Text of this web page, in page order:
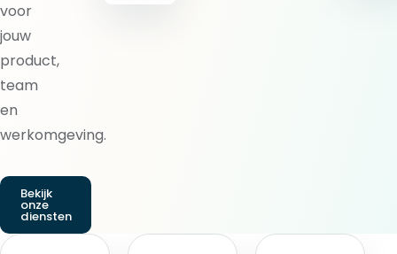
voor
jouw
product,
team
en
werkomgeving.
Bekijk
onze
diensten